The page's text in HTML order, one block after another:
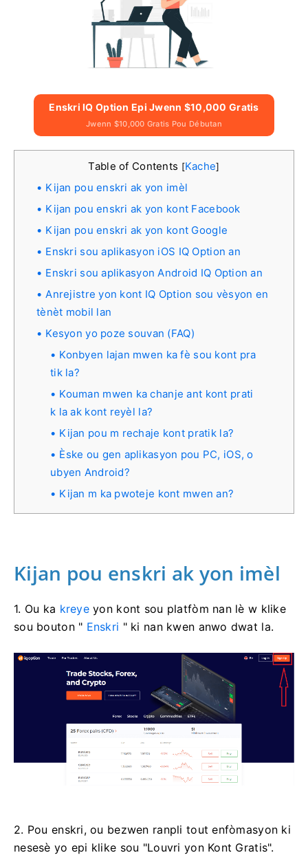
Enskri IQ Option Epi Jwenn $10,000 Gratis
Jwenn $10,000 Gratis Pou Débutan
Table of Contents [Kache]
Kijan pou enskri ak yon imèl
Kijan pou enskri ak yon kont Facebook
Kijan pou enskri ak yon kont Google
Enskri sou aplikasyon iOS IQ Option an
Enskri sou aplikasyon Android IQ Option an
Anrejistre yon kont IQ Option sou vèsyon en
tènèt mobil lan
Kesyon yo poze souvan (FAQ)
Konbyen lajan mwen ka fè sou kont pra
tik la?
Kouman mwen ka chanje ant kont prati
k la ak kont reyèl la?
Kijan pou m rechaje kont pratik la?
Èske ou gen aplikasyon pou PC, iOS, o
ubyen Android?
Kijan m ka pwoteje kont mwen an?
Kijan pou enskri ak yon imèl
1. Ou ka kreyeyon kont sou platfòm nan lè w klike
sou bouton " Enskri " ki nan kwen anwo dwat la.
2. Pou enskri, ou bezwen ranpli tout enfòmasyon ki
nesesè yo epi klike sou "Louvri yon Kont Gratis".